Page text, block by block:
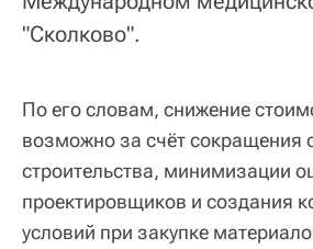
"Сколково".
По его словам, снижение
возможно за счёт сокращения
строительства, минимизации
проектировщиков и создания
условий при закупке